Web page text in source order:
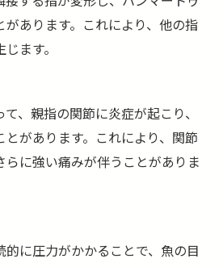
があります。これにより、他の指
ます。
、親指の関節に炎症が起こり、
があります。これにより、関節
らに強い痛みが伴うことがありま
に圧力がかかることで、魚の目